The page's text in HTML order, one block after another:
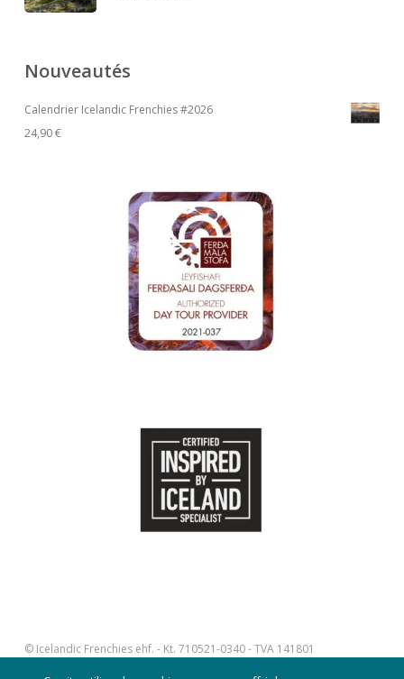
Nouveautés
Calendrier Icelandic Frenchies #2026
24,90€
© Icelandic Frenchies ehf. - Kt. 710521-0340 - TVA 141801